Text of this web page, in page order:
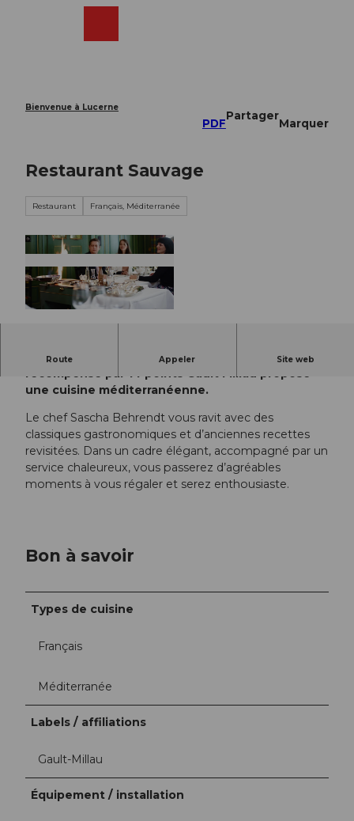
Bienvenue à Lucerne
PDF
Partager
Marquer
Restaurant Sauvage
Restaurant Français, Méditerranée
Route Appeler Site web
Le restaurant gastronomique Sauvage
récompensé par 14 points Gault Millau propose
une cuisine méditerranéenne.
Le chef Sascha Behrendt vous ravit avec des
classiques gastronomiques et d’anciennes recettes
revisitées. Dans un cadre élégant, accompagné par un
service chaleureux, vous passerez d’agréables
moments à vous régaler et serez enthousiaste.
Bon à savoir
Types de cuisine
Français
Méditerranée
Labels / affiliations
Gault-Millau
Équipement / installation